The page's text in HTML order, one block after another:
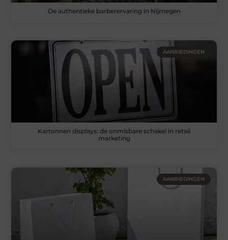
De authentieke barberervaring in Nijmegen
AANBIEDINGEN
Kartonnen displays: de onmisbare schakel in retail
marketing
AANBIEDINGEN